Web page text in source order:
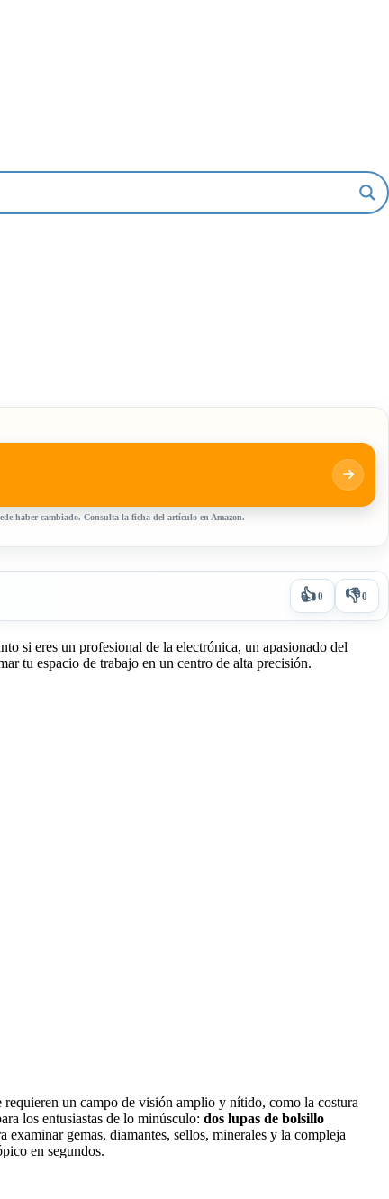
haber cambiado. Consulta la ficha del artículo en Amazon.
👍0 👎0
si eres un profesional de la electrónica, un apasionado del
tu espacio de trabajo en un centro de alta precisión.
requieren un campo de visión amplio y nítido, como la costura
los entusiastas de lo minúsculo: dos lupas de bolsillo
gemas, diamantes, sellos, minerales y la compleja
en segundos.